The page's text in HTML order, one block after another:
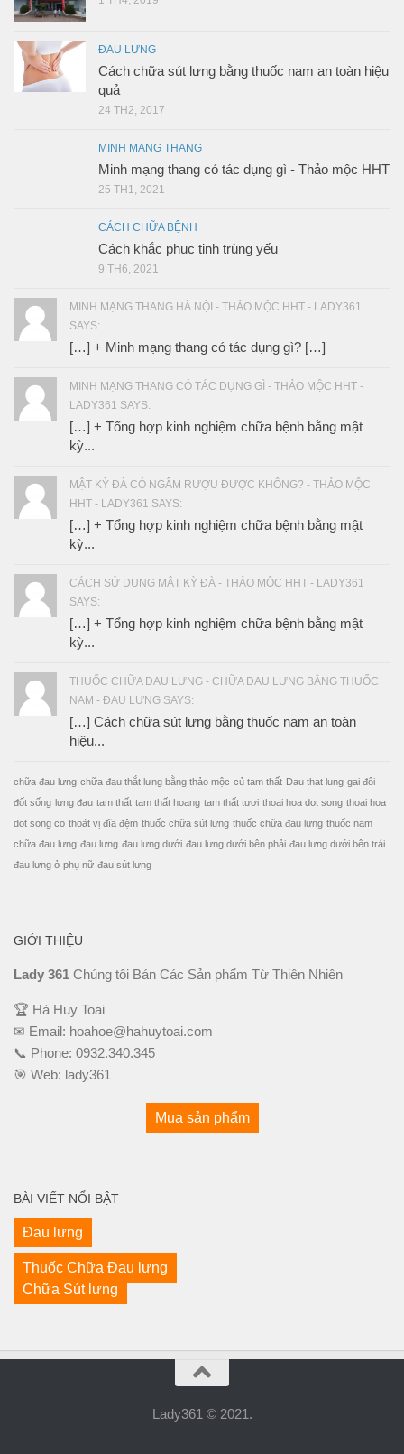
ĐAU LƯNG
Cách chữa sút lưng bằng thuốc nam an toàn hiệu
quả
24 TH2, 2017
MINH MẠNG THANG
Minh mạng thang có tác dụng gì - Thảo mộc HHT
25 TH1, 2021
CÁCH CHỮA BỆNH
Cách khắc phục tinh trùng yếu
9 TH6, 2021
MINH MẠNG THANG HÀ NỘI - THẢO MỘC HHT - LADY361
SAYS:
[…] + Minh mạng thang có tác dụng gì? […]
MINH MẠNG THANG CÓ TÁC DỤNG GÌ - THẢO MỘC HHT -
LADY361 SAYS:
[…] + Tổng hợp kinh nghiệm chữa bệnh bằng mật
kỳ...
MẬT KỲ ĐÀ CÓ NGÂM RƯỢU ĐƯỢC KHÔNG? - THẢO MỘC
HHT - LADY361 SAYS:
[…] + Tổng hợp kinh nghiệm chữa bệnh bằng mật
kỳ...
CÁCH SỬ DỤNG MẬT KỲ ĐÀ - THẢO MỘC HHT - LADY361
SAYS:
[…] + Tổng hợp kinh nghiệm chữa bệnh bằng mật
kỳ...
THUỐC CHỮA ĐAU LƯNG - CHỮA ĐAU LƯNG BẰNG THUỐC
NAM - ĐAU LƯNG SAYS:
[…] Cách chữa sút lưng bằng thuốc nam an toàn
hiệu...
chữa đau lưng chữa đau thắt lưng bằng thảo mộc củ tam thất Dau that lung gai đôi
đốt sống lưng đau tam thất tam thất hoang tam thất tươi thoai hoa dot song thoai hoa
dot song co thoát vị đĩa đệm thuốc chữa sút lưng thuốc chữa đau lưng thuốc nam
chữa đau lưng đau lưng đau lưng dưới đau lưng dưới bên phải đau lưng dưới bên trái
đau lưng ở phụ nữ đau sút lưng
GIỚI THIỆU
Lady 361 Chúng tôi Bán Các Sản phẩm Từ Thiên Nhiên
🏆 Hà Huy Toai
✉ Email: hoahoe@hahuytoai.com
📞 Phone: 0932.340.345
🎯 Web: lady361
Mua sản phẩm
BÀI VIẾT NỔI BẬT
Đau lưng
Thuốc Chữa Đau lưng
Chữa Sút lưng
Lady361 © 2021.